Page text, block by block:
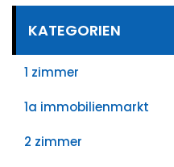
KATEGORIEN
1 zimmer
1a immobilienmarkt
2 zimmer